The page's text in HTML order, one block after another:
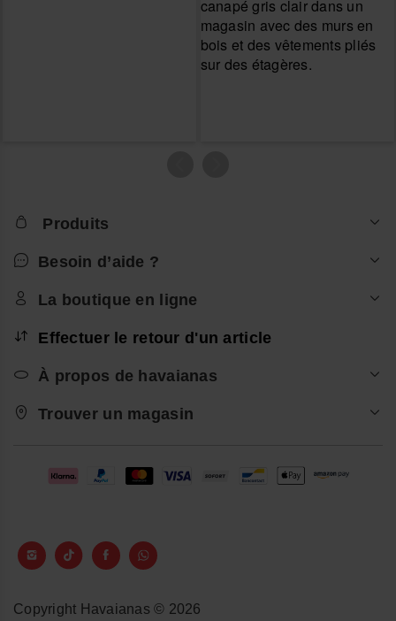
Produits
Besoin d’aide ?
La boutique en ligne
Effectuer le retour d'un article
À propos de havaianas
Trouver un magasin
Copyright Havaianas © 2026